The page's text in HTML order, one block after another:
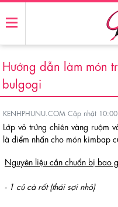
Hướng dẫn làm món
bulgogi
KENHPHUNU.COM Cập nhật
Lớp vỏ trứng chiên vàng ruộm
là điểm nhấn cho món kimbap
Nguyên liệu cần chuẩn bị bao
- 1 củ cà rốt (thái sợi nhỏ)